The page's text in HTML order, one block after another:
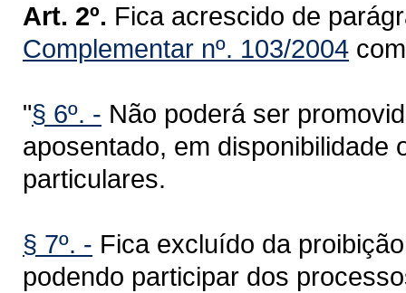
Art. 2º. Fica acrescido de
Complementar nº. 103/2004
"§ 6º. - Não poderá ser
aposentado, em disponibilidade
particulares.
§ 7º. - Fica excluído da
podendo participar dos